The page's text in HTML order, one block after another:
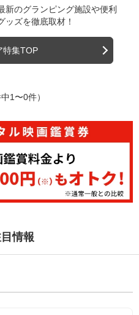
新のグランピング施設や便利
ッズを徹底取材！
特集TOP
中1〜0件）
情報